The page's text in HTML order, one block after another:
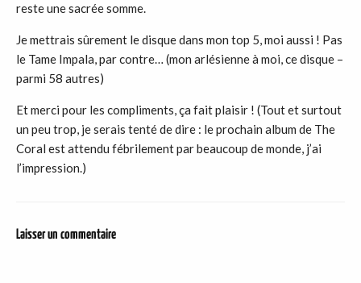
reste une sacrée somme.
Je mettrais sûrement le disque dans mon top 5, moi aussi ! Pas
le Tame Impala, par contre… (mon arlésienne à moi, ce disque –
parmi 58 autres)
Et merci pour les compliments, ça fait plaisir ! (Tout et surtout
un peu trop, je serais tenté de dire : le prochain album de The
Coral est attendu fébrilement par beaucoup de monde, j’ai
l’impression.)
Laisser un commentaire